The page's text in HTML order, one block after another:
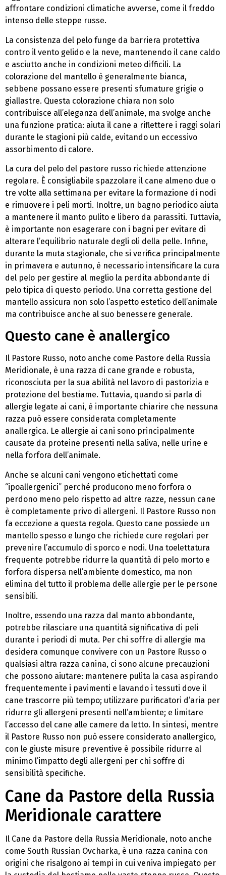
affrontare condizioni climatiche avverse, come il freddo
intenso delle steppe russe.
La consistenza del pelo funge da barriera protettiva
contro il vento gelido e la neve, mantenendo il cane caldo
e asciutto anche in condizioni meteo difficili. La
colorazione del mantello è generalmente bianca,
sebbene possano essere presenti sfumature grigie o
giallastre. Questa colorazione chiara non solo
contribuisce all’eleganza dell’animale, ma svolge anche
una funzione pratica: aiuta il cane a riflettere i raggi solari
durante le stagioni più calde, evitando un eccessivo
assorbimento di calore.
La cura del pelo del pastore russo richiede attenzione
regolare. È consigliabile spazzolare il cane almeno due o
tre volte alla settimana per evitare la formazione di nodi
e rimuovere i peli morti. Inoltre, un bagno periodico aiuta
a mantenere il manto pulito e libero da parassiti. Tuttavia,
è importante non esagerare con i bagni per evitare di
alterare l’equilibrio naturale degli oli della pelle. Infine,
durante la muta stagionale, che si verifica principalmente
in primavera e autunno, è necessario intensificare la cura
del pelo per gestire al meglio la perdita abbondante di
pelo tipica di questo periodo. Una corretta gestione del
mantello assicura non solo l’aspetto estetico dell’animale
ma contribuisce anche al suo benessere generale.
Questo cane è anallergico
Il Pastore Russo, noto anche come Pastore della Russia
Meridionale, è una razza di cane grande e robusta,
riconosciuta per la sua abilità nel lavoro di pastorizia e
protezione del bestiame. Tuttavia, quando si parla di
allergie legate ai cani, è importante chiarire che nessuna
razza può essere considerata completamente
anallergica. Le allergie ai cani sono principalmente
causate da proteine presenti nella saliva, nelle urine e
nella forfora dell’animale.
Anche se alcuni cani vengono etichettati come
“ipoallergenici” perché producono meno forfora o
perdono meno pelo rispetto ad altre razze, nessun cane
è completamente privo di allergeni. Il Pastore Russo non
fa eccezione a questa regola. Questo cane possiede un
mantello spesso e lungo che richiede cure regolari per
prevenire l’accumulo di sporco e nodi. Una toelettatura
frequente potrebbe ridurre la quantità di pelo morto e
forfora dispersa nell’ambiente domestico, ma non
elimina del tutto il problema delle allergie per le persone
sensibili.
Inoltre, essendo una razza dal manto abbondante,
potrebbe rilasciare una quantità significativa di peli
durante i periodi di muta. Per chi soffre di allergie ma
desidera comunque convivere con un Pastore Russo o
qualsiasi altra razza canina, ci sono alcune precauzioni
che possono aiutare: mantenere pulita la casa aspirando
frequentemente i pavimenti e lavando i tessuti dove il
cane trascorre più tempo; utilizzare purificatori d’aria per
ridurre gli allergeni presenti nell’ambiente; e limitare
l’accesso del cane alle camere da letto. In sintesi, mentre
il Pastore Russo non può essere considerato anallergico,
con le giuste misure preventive è possibile ridurre al
minimo l’impatto degli allergeni per chi soffre di
sensibilità specifiche.
Cane da Pastore della Russia
Meridionale carattere
Il Cane da Pastore della Russia Meridionale, noto anche
come South Russian Ovcharka, è una razza canina con
origini che risalgono ai tempi in cui veniva impiegato per